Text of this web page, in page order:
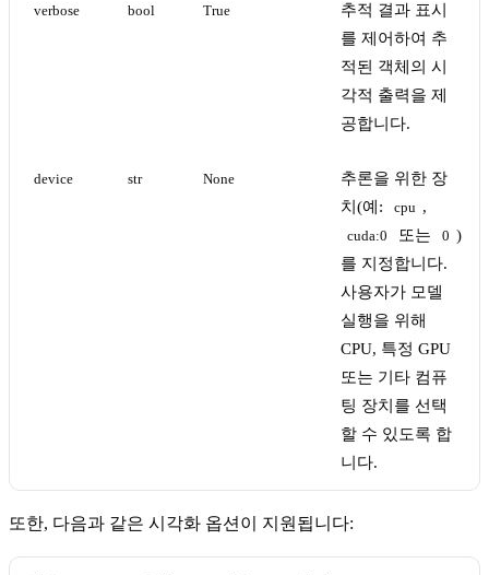
verbose bool True
추적 결과 표시
를 제어하여 추
적된 객체의 시
각적 출력을 제
공합니다.
device str None
추론을 위한 장
치(예:
cpu ,
cuda:0 또는 0 )
를 지정합니다.
사용자가 모델
실행을 위해
CPU, 특정 GPU
또는 기타 컴퓨
팅 장치를 선택
할 수 있도록 합
니다.
또한, 다음과 같은 시각화 옵션이 지원됩니다: